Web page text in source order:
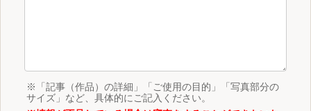
※「記事（作品）の詳細」「ご使用の目的」「写真部分の
サイズ」など、具体的にご記入ください。